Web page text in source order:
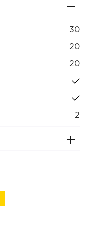
30
20
20
2